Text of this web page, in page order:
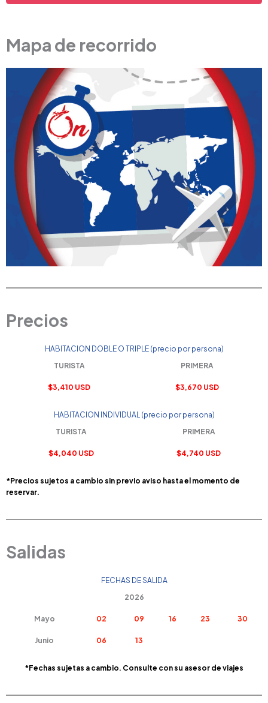
Mapa de recorrido
Precios
HABITACION DOBLE O TRIPLE (precio por persona)
TURISTA
PRIMERA
$3,410 USD $3,670 USD
HABITACION INDIVIDUAL (precio por persona)
TURISTA
PRIMERA
$4,040 USD $4,740 USD
*Precios sujetos a cambio sin previo aviso hasta el momento de
reservar.
Salidas
FECHAS DE SALIDA
2026
Mayo 02 09 16 23 30
Junio 06 13
*Fechas sujetas a cambio. Consulte con su asesor de viajes